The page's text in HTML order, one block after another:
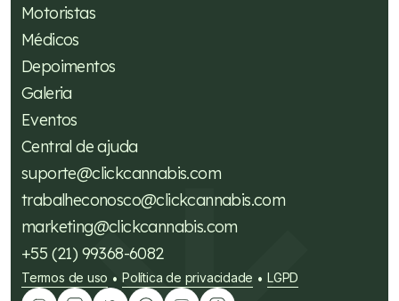
Motoristas
Médicos
Depoimentos
Galeria
Eventos
Central de ajuda
suporte@clickcannabis.com
trabalheconosco@clickcannabis.com
marketing@clickcannabis.com
+55 (21) 99368-6082
Termos de uso • Política de privacidade • LGPD